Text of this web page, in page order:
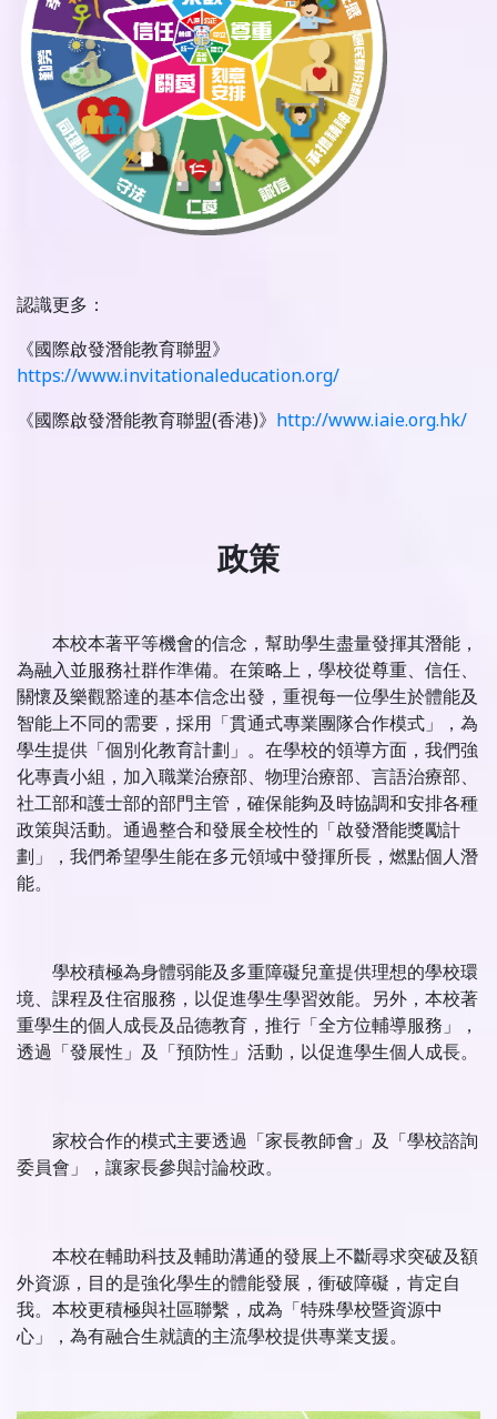
認識更多：
《國際啟發潛能教育聯盟》
https://www.invitationaleducation.org/
《國際啟發潛能教育聯盟(香港)》 http://www.iaie.org.hk/
政策
本校本著平等機會的信念，幫助學生盡量發揮其潛能，
為融入並服務社群作準備。在策略上，學校從尊重、信任、
關懷及樂觀豁達的基本信念出發，重視每一位學生於體能及
智能上不同的需要，採用「貫通式專業團隊合作模式」，為
學生提供「個別化教育計劃」。在學校的領導方面，我們強
化專責小組，加入職業治療部、物理治療部、言語治療部、
社工部和護士部的部門主管，確保能夠及時協調和安排各種
政策與活動。通過整合和發展全校性的「啟發潛能獎勵計
劃」，我們希望學生能在多元領域中發揮所長，燃點個人潛
能。
學校積極為身體弱能及多重障礙兒童提供理想的學校環
境、課程及住宿服務，以促進學生學習效能。另外，本校著
重學生的個人成長及品德教育，推行「全方位輔導服務」，
透過「發展性」及「預防性」活動，以促進學生個人成長。
家校合作的模式主要透過「家長教師會」及「學校諮詢
委員會」，讓家長參與討論校政。
本校在輔助科技及輔助溝通的發展上不斷尋求突破及額
外資源，目的是強化學生的體能發展，衝破障礙，肯定自
我。本校更積極與社區聯繫，成為「特殊學校暨資源中
心」，為有融合生就讀的主流學校提供專業支援。